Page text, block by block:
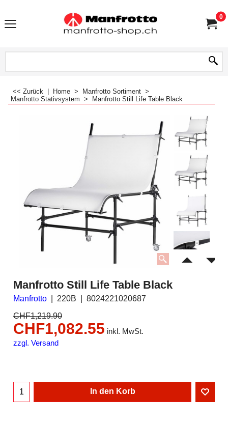
0
<< Zurück Home > Manfrotto Sortiment >
Manfrotto Stativsystem > Manfrotto Still Life Table Black
Manfrotto Still Life Table Black
Manfrotto 220B
8024221020687
CHF1,219.90
CHF1,082.55 inkl. MwSt.
zzgl. Versand
In den Korb